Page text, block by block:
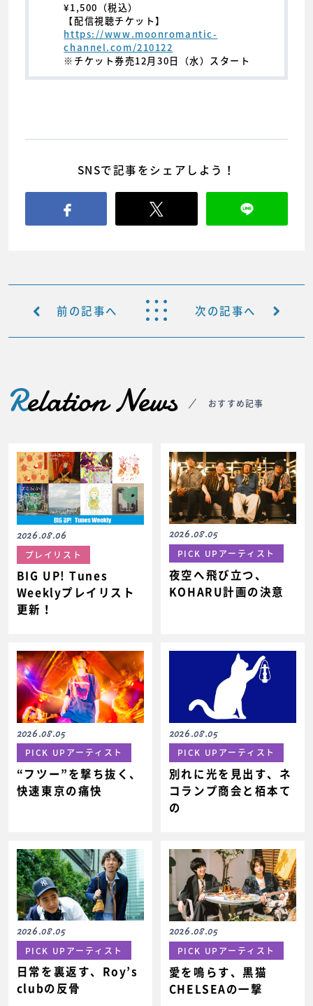
¥1,500（税込）
【配信視聴チケット】
https://www.moonromantic-
channel.com/210122
※チケット券売12月30日（水）スタート
SNSで記事をシェアしよう！
前の記事へ 次の記事へ
Relation News おすすめ記事
2026.08.06
プレイリスト
BIG UP! Tunes
Weeklyプレイリスト
更新！
2026.08.05
PICK UPアーティスト
夜空へ飛び立つ、
KOHARU計画の決意
2026.08.05
PICK UPアーティスト
“フツー”を撃ち抜く、
快速東京の痛快
2026.08.05
PICK UPアーティスト
別れに光を見出す、ネ
コランプ商会と栢本て
の
2026.08.05
PICK UPアーティスト
日常を裏返す、Roy’s
clubの反骨
2026.08.05
PICK UPアーティスト
愛を鳴らす、黒猫
CHELSEAの一撃